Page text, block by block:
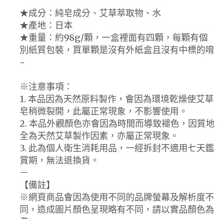
★成分：純皂成分、艾草萃取物、水
★產地：日本
★重量：約98g/顆，一盒裡面有四顆，每顆有個
別紙質包裝，買單顆是沒有外紙盒且沒有中標的唷
~
※注意事項：
1. 本品因為天然原料製作，會因為環境乾燥使艾草
皂稍微裂開，此屬正常現象，不影響使用。
2. 本品外觀顏色亦會因為時間而導致褪色，因質地
全為天然艾草製作因素，亦屬正常現象。
3. 此為個人衛生消耗用品，一經拆封不適用七天鑑
賞期，無法退換貨。
－
【備註】
※網頁商品會因為使用不同的品牌螢幕及解析度不
同，造成圖片顏色呈現略有不同，請以實品顏色為